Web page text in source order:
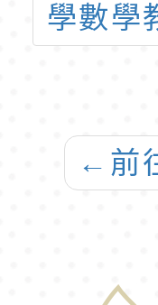
學數學
教學工
← 前